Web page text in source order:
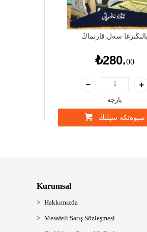
بالىڭىزغا سەل قارىماڭ
₺280.00
پارچە
سېۋەتكە سېلىڭ
Kurumsal
Hakkımızda
Mesafeli Satış Sözleşmesi